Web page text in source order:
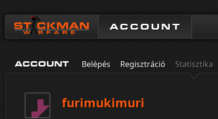
ACCOUNT
ACCOUNT Belépés Regisztráció Statisztika
furimukimuri